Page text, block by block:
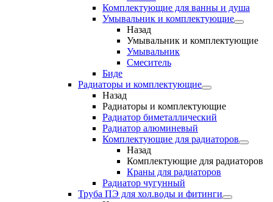
Комплектующие для ванны и душа
Умывальник и комплектующие
Назад
Умывальник и комплектующие
Умывальник
Смеситель
Биде
Радиаторы и комплектующие
Назад
Радиаторы и комплектующие
Радиатор биметаллический
Радиатор алюминевый
Комплектующие для радиаторов
Назад
Комплектующие для радиаторов
Краны для радиаторов
Радиатор чугунный
Труба ПЭ для хол.воды и фитинги